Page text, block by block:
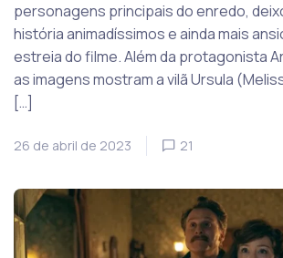
personagens principais do enredo,
história animadíssimos e ainda mais
estreia do filme. Além da protagonista
as imagens mostram a vilã Ursula
[…]
26 de abril de 2023 21